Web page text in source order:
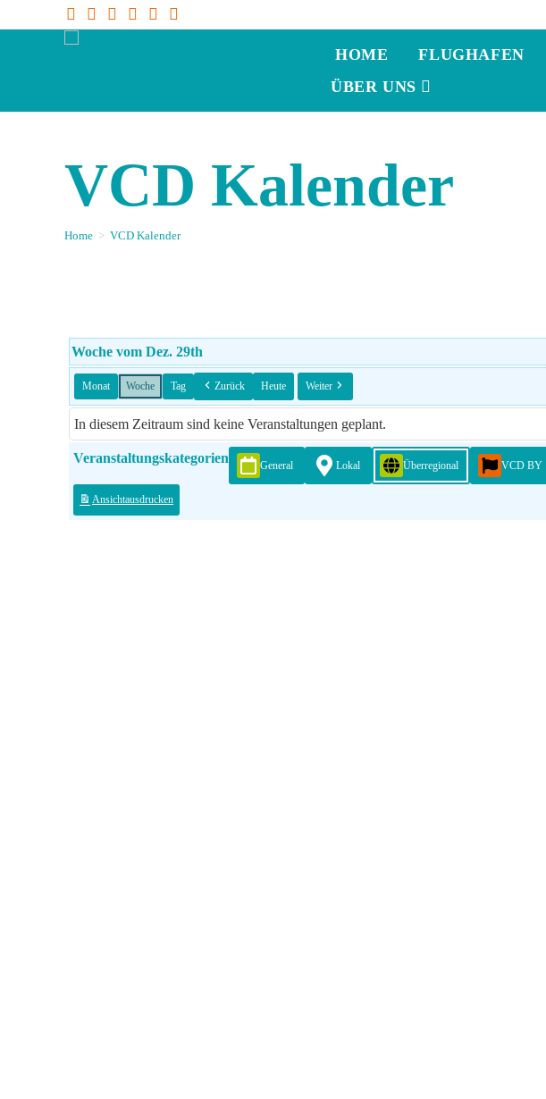
HOME FLUGHAFEN
ÜBER UNS
VCD Kalender
Home > VCD Kalender
Woche vom Dez. 29th
Monat Woche Tag Zurück Heute Weiter
In diesem Zeitraum sind keine Veranstaltungen geplant.
Veranstaltungskategorien General Lokal Überregional VCD BY
Ansichtausdrucken